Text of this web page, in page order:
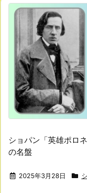
ショパン「英雄ポロ
の名盤
2025年3月28日